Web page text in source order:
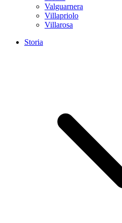
Valguarnera
Villapriolo
Villarosa
Storia